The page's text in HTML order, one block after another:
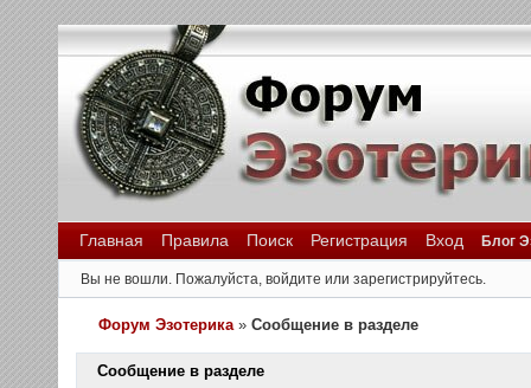
Главная Правила Поиск Регистрация Вход Блог
Вы не вошли. Пожалуйста, войдите или зарегистрируйтесь.
Форум Эзотерика »Сообщение в разделе
Сообщение в разделе